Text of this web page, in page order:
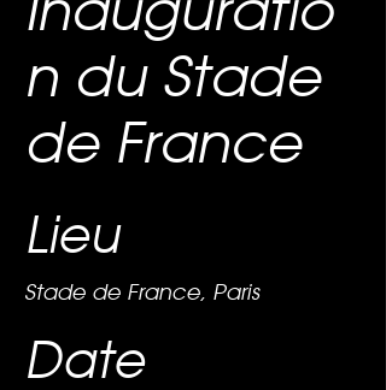
n du Stade
de France
Lieu
Stade de France, Paris
Date